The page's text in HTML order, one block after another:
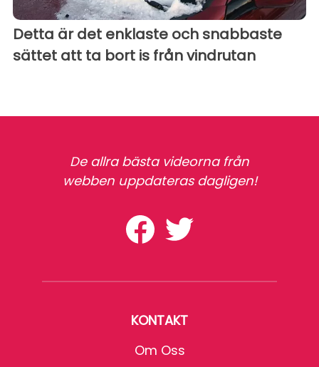
Detta är det enklaste och snabbaste
sättet att ta bort is från vindrutan
De allra bästa videorna från
webben uppdateras dagligen!
KONTAKT
Om Oss